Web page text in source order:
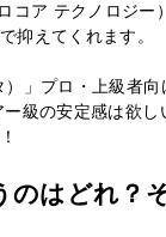
ア テクノロジ
抑えてくれます。
」プロ・上級者
級の安定感は欲
のはどれ？